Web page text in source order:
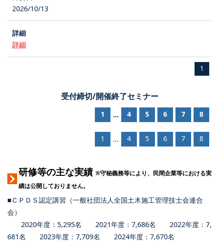
2026/10/13
詳細
1
受付締切/開催終了セミナー
1 ... 4 5 6 7 8
1 ... 4 5 6 7 8
研修等の主な実績 ※守秘義務等により、民間企業等における実
績は公開しておりません。
■ＣＰＤＳ認定講習（一般社団法人全国土木施工管理技士会連合
会）
2020年度：5,295名 2021年度：7,686名 2022年度：7,
681名 2023年度：7,709名 2024年度：7,670名